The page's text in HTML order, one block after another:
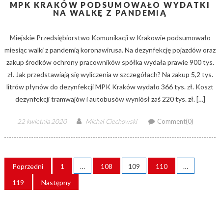
MPK KRAKÓW PODSUMOWAŁO WYDATKI
NA WALKĘ Z PANDEMIĄ
Miejskie Przedsiębiorstwo Komunikacji w Krakowie podsumowało
miesiąc walki z pandemią koronawirusa. Na dezynfekcję pojazdów oraz
zakup środków ochrony pracowników spółka wydała prawie 900 tys.
zł. Jak przedstawiają się wyliczenia w szczegółach? Na zakup 5,2 tys.
litrów płynów do dezynfekcji MPK Kraków wydało 366 tys. zł. Koszt
dezynfekcji tramwajów i autobusów wyniósł zaś 220 tys. zł. […]
Posted
22 kwietnia 2020 Author
Michał Ciechowski Comment(0)
STRONICOWANIE
WPISÓW
Poprzedni 1 … 108 109 110
…
119
Następny